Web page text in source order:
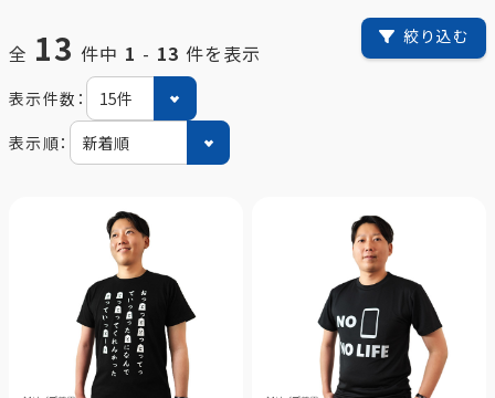
全 13 件中 1 - 13 件を表示
絞り込む
表示件数：
表示順：